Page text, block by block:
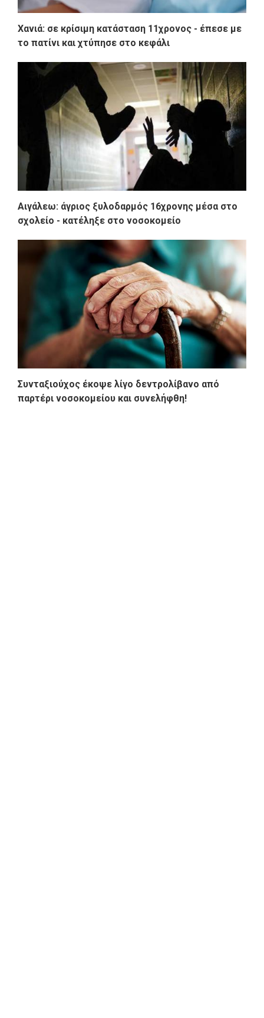
Χανιά: σε κρίσιμη κατάσταση 11χρονος - έπεσε με
το πατίνι και χτύπησε στο κεφάλι
Αιγάλεω: άγριος ξυλοδαρμός 16χρονης μέσα στο
σχολείο - κατέληξε στο νοσοκομείο
Συνταξιούχος έκοψε λίγο δεντρολίβανο από
παρτέρι νοσοκομείου και συνελήφθη!